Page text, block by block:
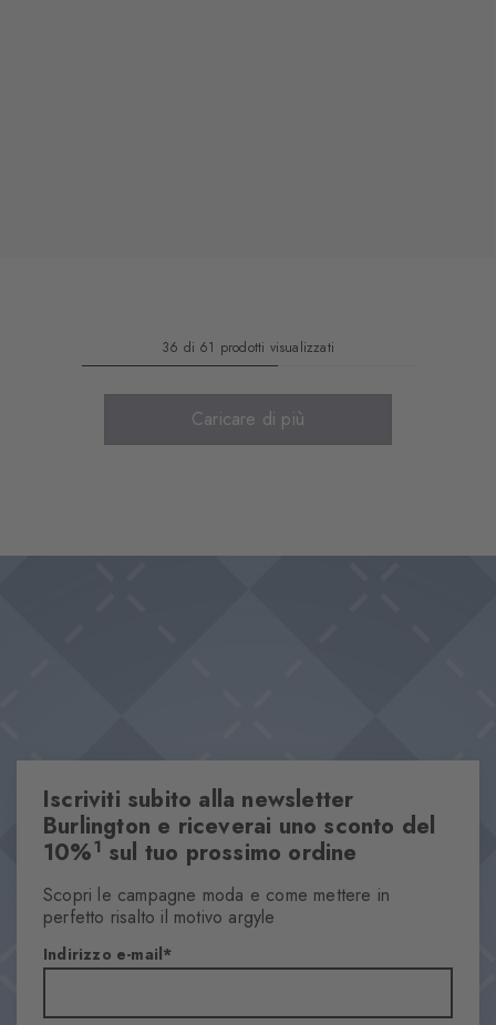
36 di 61 prodotti visualizzati
Caricare di più
Iscriviti subito alla newsletter
Burlington e riceverai uno sconto del
10%1 sul tuo prossimo ordine
Scopri le campagne moda e come mettere in
perfetto risalto il motivo argyle
Indirizzo e-mail